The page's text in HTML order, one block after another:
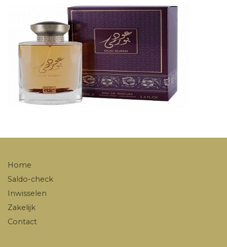
Home
Saldo-check
Inwisselen
Zakelijk
Contact